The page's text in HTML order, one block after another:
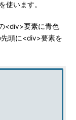
使います。
<div>要素に青色
頭に<div>要素を